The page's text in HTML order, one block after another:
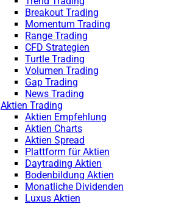
Breakout Trading
Momentum Trading
Range Trading
CFD Strategien
Turtle Trading
Volumen Trading
Gap Trading
News Trading
Aktien Trading
Aktien Empfehlung
Aktien Charts
Aktien Spread
Plattform für Aktien
Daytrading Aktien
Bodenbildung Aktien
Monatliche Dividenden
Luxus Aktien